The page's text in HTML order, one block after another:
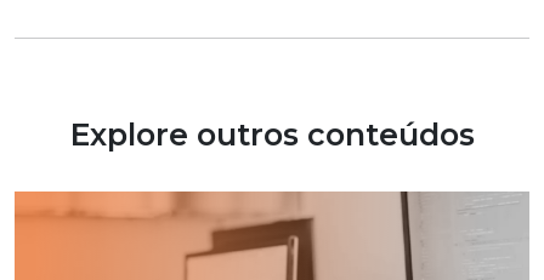
Explore outros conteúdos